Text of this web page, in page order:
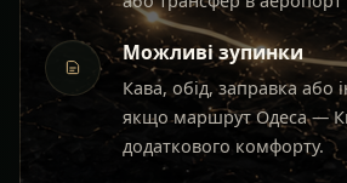
Можливі зупинки
Кава, обід, заправка або
якщо маршрут Одеса —
додаткового комфорту.